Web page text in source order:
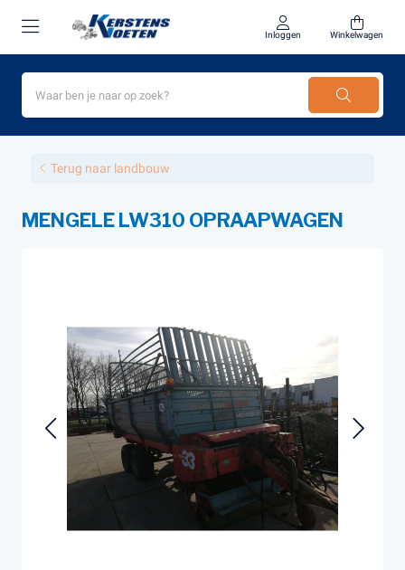
Inloggen Winkelwagen
Terug naar landbouw
MENGELE LW310 OPRAAPWAGEN